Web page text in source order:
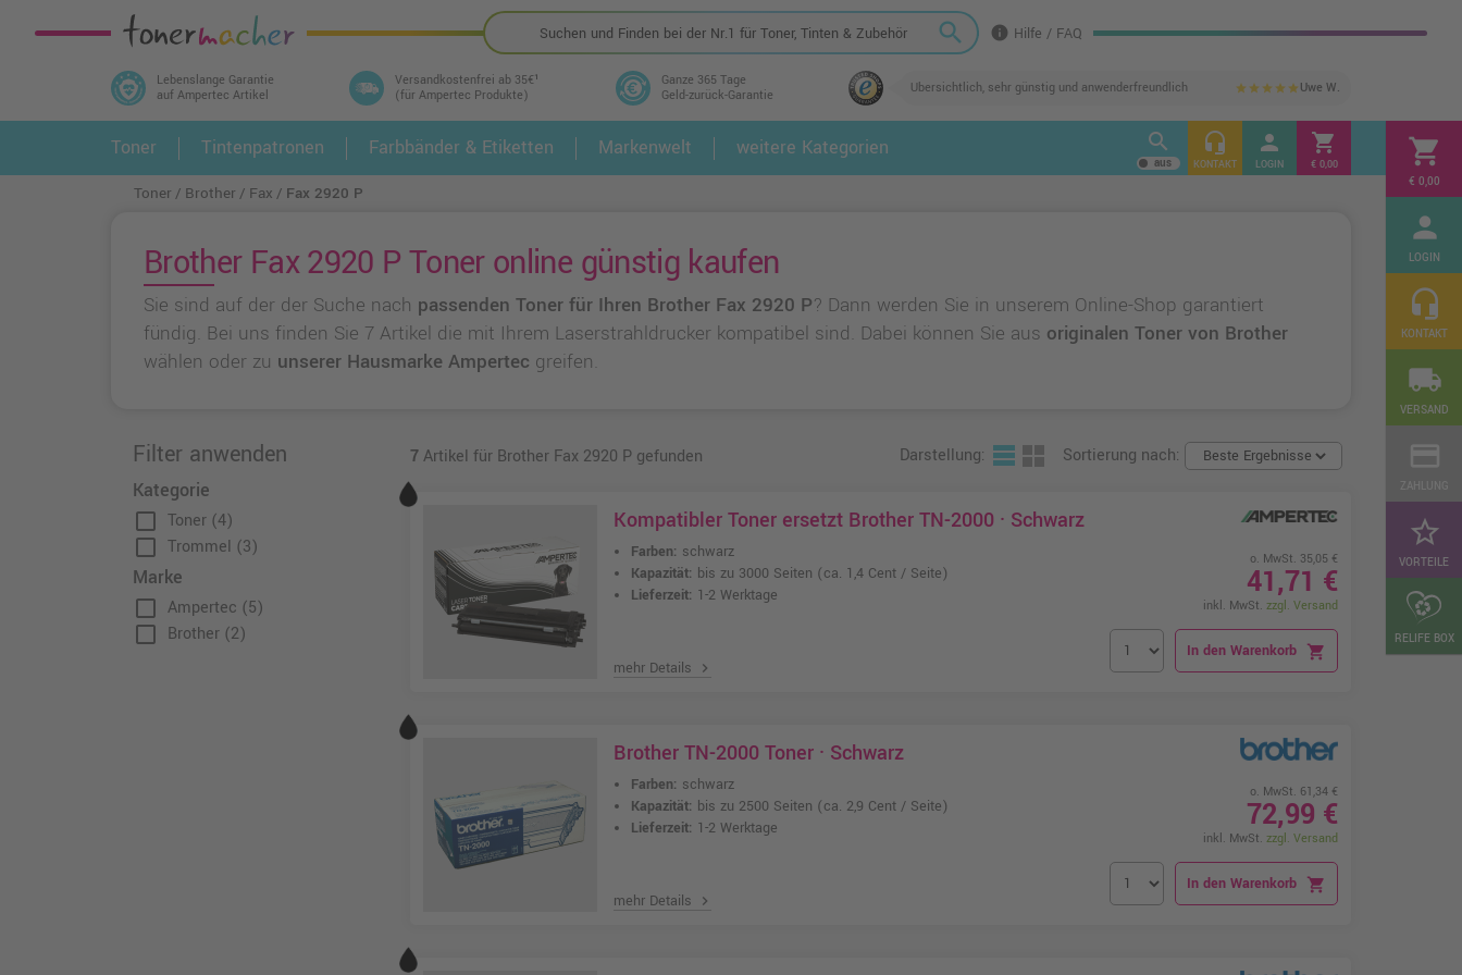
search info Hilfe / FAQ
Lebenslange Garantie
auf Ampertec Artikel
Versandkostenfrei ab 35€¹
(für Ampertec Produkte)
Ganze 365 Tage
Geld-zurück-Garantie
Übersichtlich, sehr günstig und anwenderfreundlich star star star star star Uwe W.
shopping_cart
€ 0,00
person
LOGIN
headset_mic
KONTAKT
local_shipping
VERSAND
star_border
VORTEILE
RELIFE BOX
In 3 einfachen Schritten ihr Druckermodell
und alle dazu passenden Artikel finden ➤ 1. 2.
Toner Tintenpatronen Farbbänder & Etiketten Markenwelt weitere Kategorien search headset_mic
KONTAKT
person
LOGIN
shopping_cart
€ 0,00
Toner Brother Fax Fax 2920 P
Brother Fax 2920 P Toner online günstig kaufen
Sie sind auf der der Suche nach passenden Toner für Ihren Brother Fax 2920 P? Dann werden Sie in unserem Online-Shop garantiert
fündig. Bei uns finden Sie 7 Artikel die mit Ihrem Laserstrahldrucker kompatibel sind. Dabei können Sie aus originalen Toner von Brother
wählen oder zu unserer Hausmarke Ampertec greifen.
Filter anwenden
Kategorie
check_box_outline_blank Toner (4)
check_box_outline_blank Trommel (3)
Marke
check_box_outline_blank Ampertec (5)
check_box_outline_blank Brother (2)
7Artikel für Brother Fax 2920 P gefunden Darstellung: Sortierung nach:
Kompatibler Toner ersetzt Brother TN-2000 · Schwarz
Farben: schwarz
Kapazität: bis zu 3000 Seiten (ca. 1,4 Cent / Seite)
Lieferzeit: 1-2 Werktage
mehr Details chevron_right
o. MwSt. 35,05 €
41,71 €
inkl. MwSt. zzgl. Versand
In den Warenkorb shopping_cart
Brother TN-2000 Toner · Schwarz
Farben: schwarz
Kapazität: bis zu 2500 Seiten (ca. 2,9 Cent / Seite)
Lieferzeit: 1-2 Werktage
mehr Details chevron_right
o. MwSt. 61,34 €
72,99 €
inkl. MwSt. zzgl. Versand
In den Warenkorb shopping_cart